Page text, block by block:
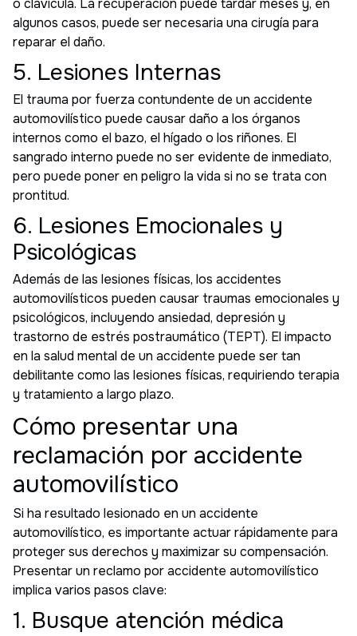
o clavícula. La recuperación puede tardar meses y, en
algunos casos, puede ser necesaria una cirugía para
reparar el daño.
5. Lesiones Internas
El trauma por fuerza contundente de un accidente
automovilístico puede causar daño a los órganos
internos como el bazo, el hígado o los riñones. El
sangrado interno puede no ser evidente de inmediato,
pero puede poner en peligro la vida si no se trata con
prontitud.
6. Lesiones Emocionales y
Psicológicas
Además de las lesiones físicas, los accidentes
automovilísticos pueden causar traumas emocionales y
psicológicos, incluyendo ansiedad, depresión y
trastorno de estrés postraumático (TEPT). El impacto
en la salud mental de un accidente puede ser tan
debilitante como las lesiones físicas, requiriendo terapia
y tratamiento a largo plazo.
Cómo presentar una
reclamación por accidente
automovilístico
Si ha resultado lesionado en un accidente
automovilístico, es importante actuar rápidamente para
proteger sus derechos y maximizar su compensación.
Presentar un reclamo por accidente automovilístico
implica varios pasos clave:
1. Busque atención médica